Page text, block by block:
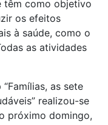
têm como objetivo
os efeitos
à saúde, como o
as atividades
as sete
realizou-se
próximo domingo,